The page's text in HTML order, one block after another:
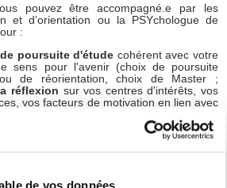
pouvez être accompagné.e par les
et d’orientation ou la PSYchologue de
:
poursuite d'étude cohérent avec votre
sens pour l'avenir (choix de poursuite
de réorientation, choix de Master ;
réflexion sur vos centres d'intérêts, vos
vos facteurs de motivation en lien avec
préparer vos candidatures pour des
de motivation, entretien); repérer et